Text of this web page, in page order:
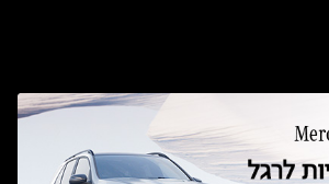
בהסדר פשרה בתצ 56447-02-19